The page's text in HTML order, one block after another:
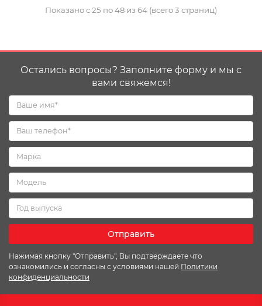
Показано с 25 по 48 из 64 (всего 3 страниц)
Остались вопросы? Заполните форму и мы с
вами свяжемся!
Отправить
Нажимая кнопку "Отправить", Вы подтверждаете что
ознакомились и согласны с условиями нашей Политики
конфиденциальности